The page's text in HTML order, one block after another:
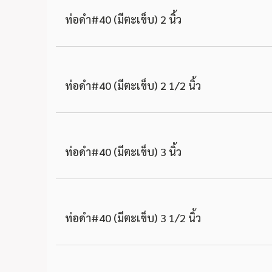
ท่อดำ#40 (มีตะเข็บ) 2 นิ้ว
ท่อดำ#40 (มีตะเข็บ) 2 1/2 นิ้ว
ท่อดำ#40 (มีตะเข็บ) 3 นิ้ว
ท่อดำ#40 (มีตะเข็บ) 3 1/2 นิ้ว